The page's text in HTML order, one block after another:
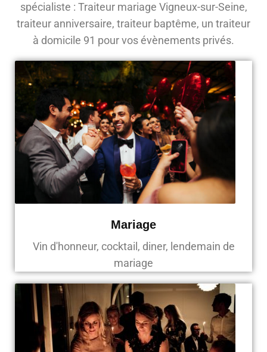
spécialiste : Traiteur mariage Vigneux-sur-Seine,
traiteur anniversaire, traiteur baptême, un traiteur
à domicile 91 pour vos évènements privés.
Mariage
Vin d'honneur, cocktail, diner, lendemain de
mariage